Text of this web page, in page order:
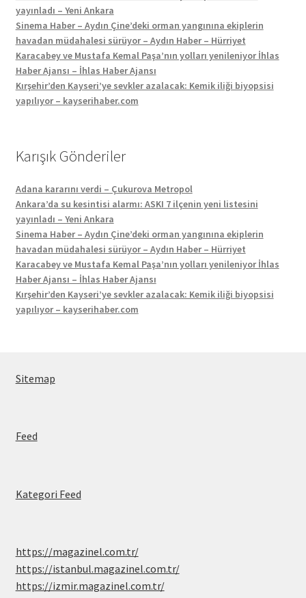
yayınladı – Yeni Ankara
Sinema Haber – Aydın Çine’deki orman yangınına ekiplerin
havadan müdahalesi sürüyor – Aydın Haber – Hürriyet
Karacabey ve Mustafa Kemal Paşa’nın yolları yenileniyor İhlas
Haber Ajansı – İhlas Haber Ajansı
Kırşehir’den Kayseri’ye sevkler azalacak: Kemik iliği biyopsisi
yapılıyor – kayserihaber.com
Karışık Gönderiler
Adana kararını verdi – Çukurova Metropol
Ankara’da su kesintisi alarmı: ASKI 7 ilçenin yeni listesini
yayınladı – Yeni Ankara
Sinema Haber – Aydın Çine’deki orman yangınına ekiplerin
havadan müdahalesi sürüyor – Aydın Haber – Hürriyet
Karacabey ve Mustafa Kemal Paşa’nın yolları yenileniyor İhlas
Haber Ajansı – İhlas Haber Ajansı
Kırşehir’den Kayseri’ye sevkler azalacak: Kemik iliği biyopsisi
yapılıyor – kayserihaber.com
Sitemap
Feed
Kategori Feed
https://magazinel.com.tr/
https://istanbul.magazinel.com.tr/
https://izmir.magazinel.com.tr/